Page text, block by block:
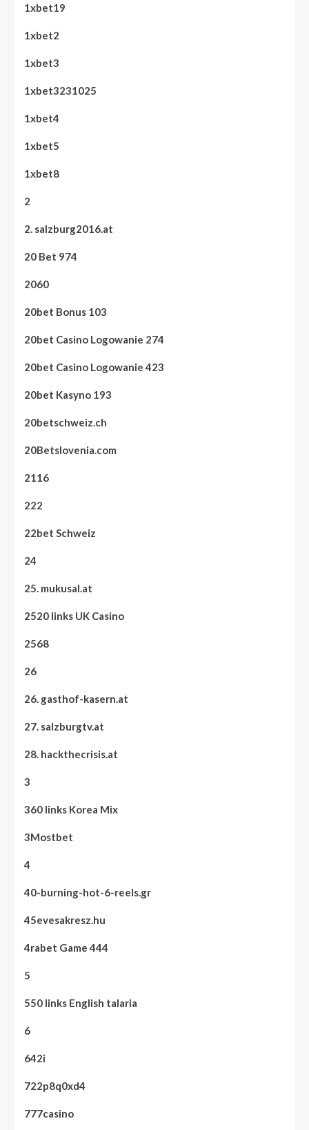
1xbet19
1xbet2
1xbet3
1xbet3231025
1xbet4
1xbet5
1xbet8
2
2. salzburg2016.at
20 Bet 974
2060
20bet Bonus 103
20bet Casino Logowanie 274
20bet Casino Logowanie 423
20bet Kasyno 193
20betschweiz.ch
20Betslovenia.com
2116
222
22bet Schweiz
24
25. mukusal.at
2520 links UK Casino
2568
26
26. gasthof-kasern.at
27. salzburgtv.at
28. hackthecrisis.at
3
360 links Korea Mix
3Mostbet
4
40-burning-hot-6-reels.gr
45evesakresz.hu
4rabet Game 444
5
550 links English talaria
6
642i
722p8q0xd4
777casino